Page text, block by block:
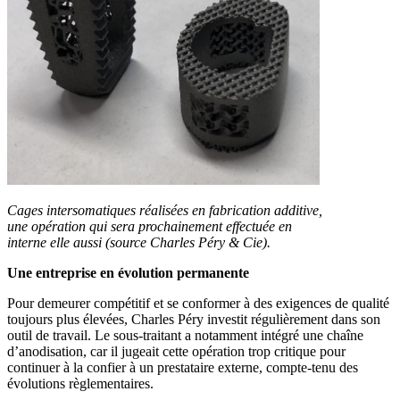
Cages intersomatiques réalisées en fabrication additive,
une opération qui sera prochainement effectuée en
interne elle aussi (source Charles Péry & Cie).
Une entreprise en évolution permanente
Pour demeurer compétitif et se conformer à des exigences de qualité
toujours plus élevées, Charles Péry investit régulièrement dans son
outil de travail. Le sous-traitant a notamment intégré une chaîne
d’anodisation, car il jugeait cette opération trop critique pour
continuer à la confier à un prestataire externe, compte-tenu des
évolutions règlementaires.